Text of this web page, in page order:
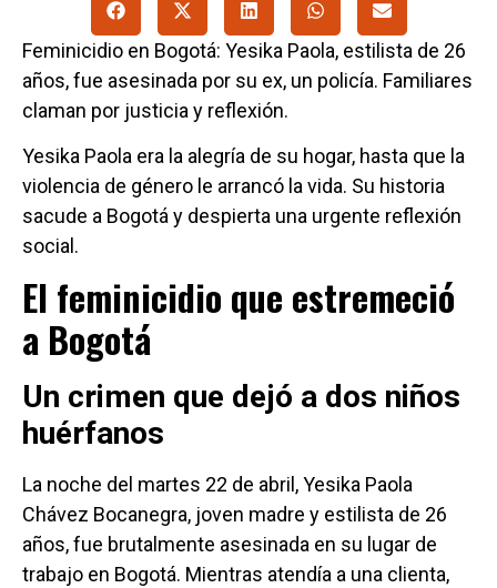
Feminicidio en Bogotá: Yesika Paola, estilista de 26
años, fue asesinada por su ex, un policía. Familiares
claman por justicia y reflexión.
Yesika Paola era la alegría de su hogar, hasta que la
violencia de género le arrancó la vida. Su historia
sacude a Bogotá y despierta una urgente reflexión
social.
El feminicidio que estremeció
a Bogotá
Un crimen que dejó a dos niños
huérfanos
La noche del martes 22 de abril, Yesika Paola
Chávez Bocanegra, joven madre y estilista de 26
años, fue brutalmente asesinada en su lugar de
trabajo en Bogotá. Mientras atendía a una clienta,